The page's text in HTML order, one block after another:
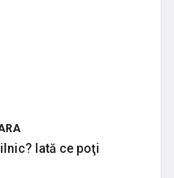
Iată ce poţi